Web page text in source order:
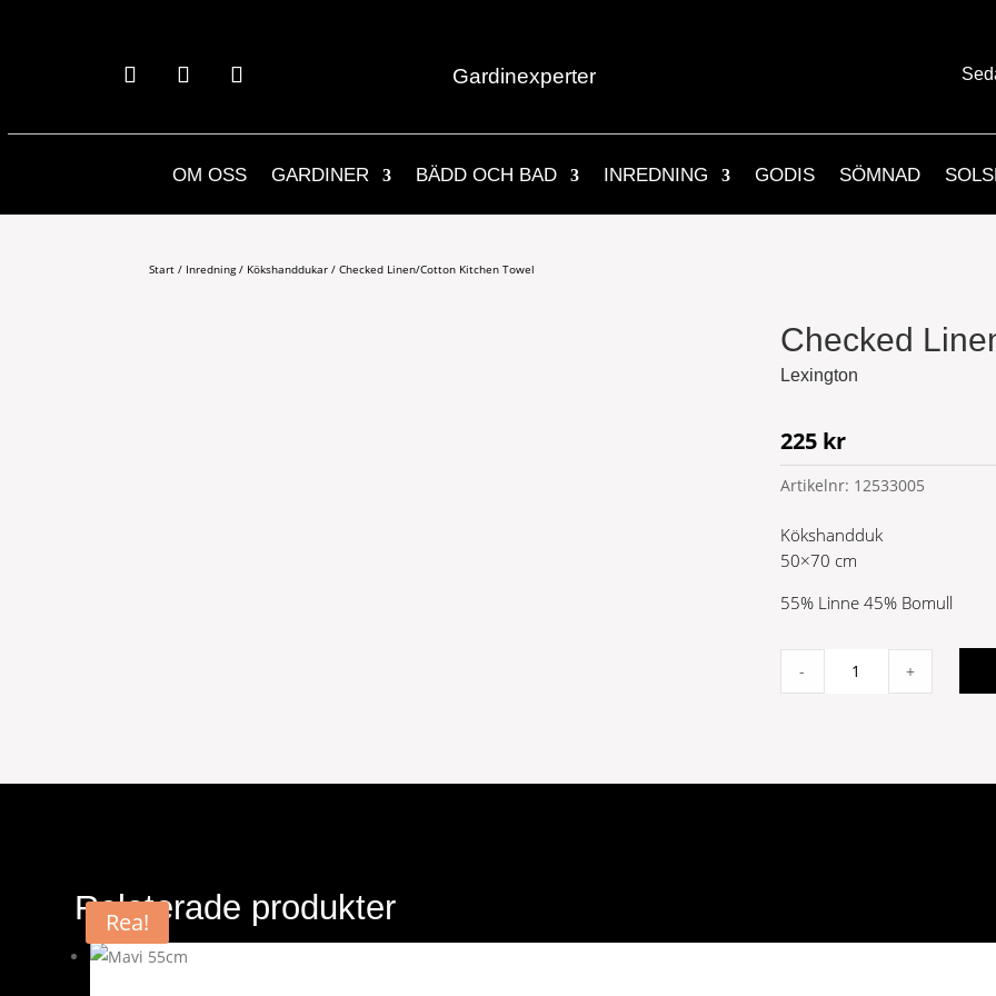
Gardinexperter
OM OSS GARDINER BÄDD OCH BAD INREDNING GODIS SÖMNAD
Start / Inredning/ Kökshanddukar / Checked Linen/Cotton Kitchen Towel
Checked
Lexington
225 kr
Artikelnr: 12533005
Kökshandduk
50×70 cm
55% Linne 45% Bomull
- +
Relaterade produkter
Rea!